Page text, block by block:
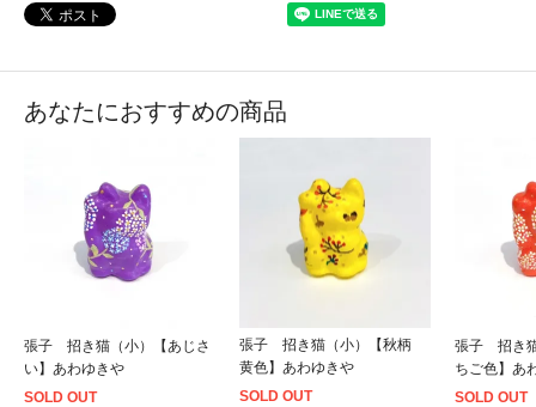
あなたにおすすめの商品
張子 招き猫（小）【あじさ
い】あわゆきや
SOLD OUT
張子 招き猫（小）【秋柄
黄色】あわゆきや
SOLD OUT
張子 招き
ちご色】あ
SOLD OUT